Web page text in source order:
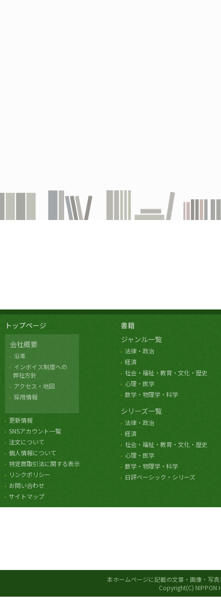
トップページ
会社概要
沿革
インボイス制度への
弊社方針
アクセス・地図
採用情報
更新情報
SNSアカウント一覧
注文について
個人情報について
特定商取引法に関する表示
リンクポリシー
お問い合わせ
サイトマップ
書籍
ジャンル一覧
法律・政治
経済
社会・福祉・教育・文化・歴史
心理・医学
数学・物理学・科学
シリーズ一覧
法律・政治
経済
社会・福祉・教育・文化・歴史
心理・医学
数学・物理学・科学
日評ベーシック・シリーズ
本ホームページに記載の文章・画像・写
Copyright(C) NIPPON